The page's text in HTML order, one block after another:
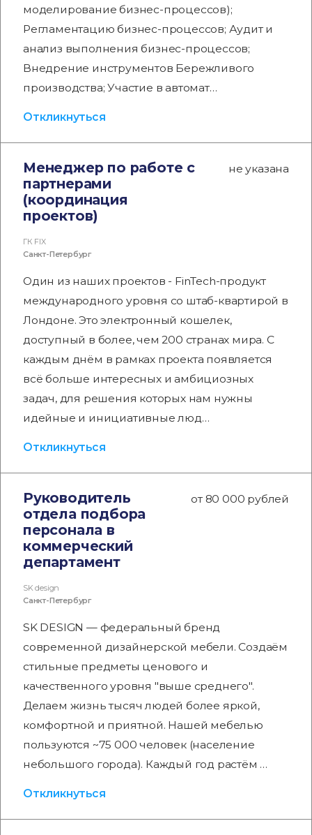
моделирование бизнес-процессов);
Регламентацию бизнес-процессов; Аудит и
анализ выполнения бизнес-процессов;
Внедрение инструментов Бережливого
производства; Участие в автомат…
Откликнуться
Менеджер по работе с
партнерами
(координация
проектов)
не указана
ГК FIX
Санкт-Петербург
Один из наших проектов - FinTech-продукт
международного уровня со штаб-квартирой в
Лондоне. Это электронный кошелек,
доступный в более, чем 200 странах мира. С
каждым днём в рамках проекта появляется
всё больше интересных и амбициозных
задач, для решения которых нам нужны
идейные и инициативные люд…
Откликнуться
Руководитель
отдела подбора
персонала в
коммерческий
департамент
от 80 000 рублей
SK design
Санкт-Петербург
SK DESIGN — федеральный бренд
современной дизайнерской мебели. Создаём
стильные предметы ценового и
качественного уровня "выше среднего".
Делаем жизнь тысяч людей более яркой,
комфортной и приятной. Нашей мебелью
пользуются ~75 000 человек (население
небольшого города). Каждый год растём …
Откликнуться